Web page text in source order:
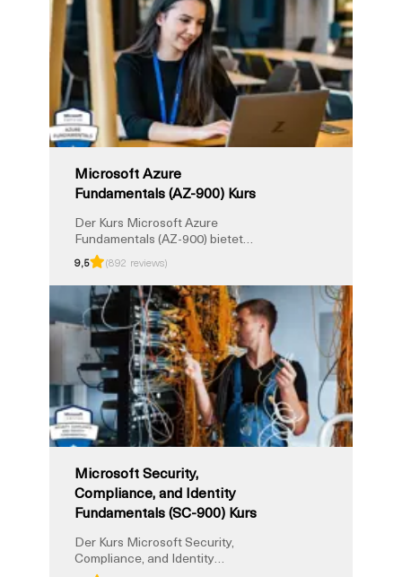
Microsoft Azure
Fundamentals (AZ-900) Kurs
Der Kurs Microsoft Azure
Fundamentals (AZ-900) bietet
eine solide Einführung in Cloud
Computing und die wichtigsten
Azure-Dienste. Er richtet sich an
Anfänger, die die wichtigsten
Cloud-Konzepte, Azure-Preise,
Support und Governance-Tools
verstehen möchten. Dieses von
einem Trainer geleitete Training
bereitet Sie auf das AZ-900
Exam und die Microsoft
Certified: Azure Fundamentals
Zertifizierung vor.
9,5 (892 reviews)
Microsoft Security,
Compliance, and Identity
Fundamentals (SC-900) Kurs
Der Kurs Microsoft Security,
Compliance, and Identity